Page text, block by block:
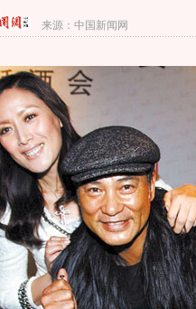
来源： 中国新闻网